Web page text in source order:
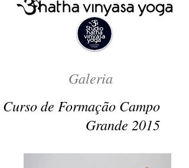
Galeria
Curso de Formação Campo
Grande 2015